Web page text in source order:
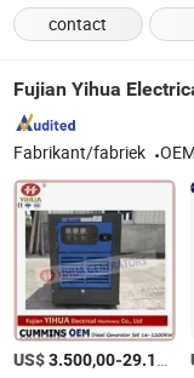
contact
Fujian Yihua
Fabrikant/fabriek
US$3.500,00-29.140,00